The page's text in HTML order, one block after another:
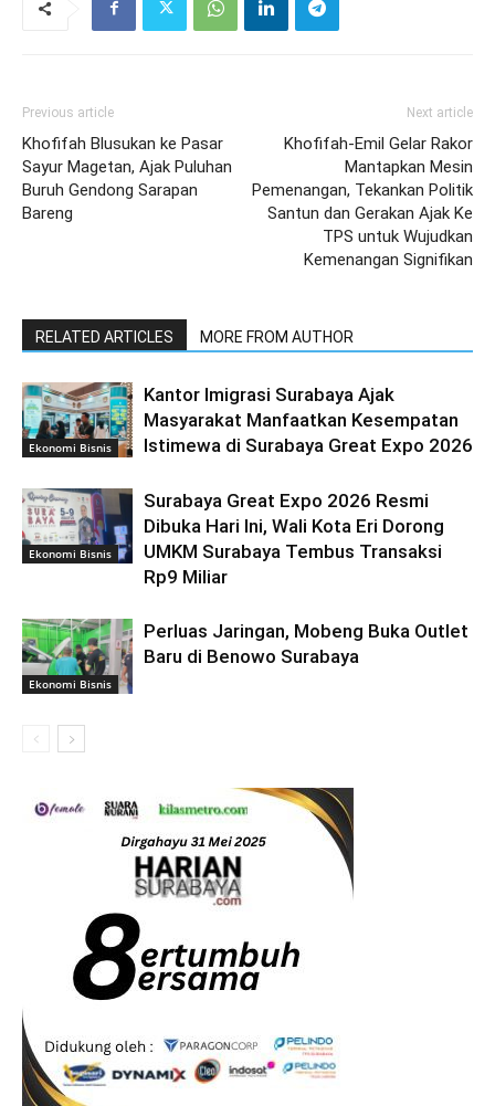
Previous article
Khofifah Blusukan ke Pasar
Sayur Magetan, Ajak Puluhan
Buruh Gendong Sarapan
Bareng
Next article
Khofifah-Emil Gelar Rakor
Mantapkan Mesin
Pemenangan, Tekankan Politik
Santun dan Gerakan Ajak Ke
TPS untuk Wujudkan
Kemenangan Signifikan
RELATED ARTICLES MORE FROM AUTHOR
Ekonomi Bisnis
Kantor Imigrasi Surabaya Ajak
Masyarakat Manfaatkan Kesempatan
Istimewa di Surabaya Great Expo 2026
Ekonomi Bisnis
Surabaya Great Expo 2026 Resmi
Dibuka Hari Ini, Wali Kota Eri Dorong
UMKM Surabaya Tembus Transaksi
Rp9 Miliar
Ekonomi Bisnis
Perluas Jaringan, Mobeng Buka Outlet
Baru di Benowo Surabaya